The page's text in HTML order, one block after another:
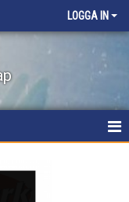
LOGGA IN